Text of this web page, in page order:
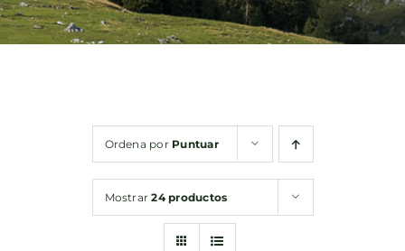
Bebidas
Ordena por Puntuar
Mostrar24 productos